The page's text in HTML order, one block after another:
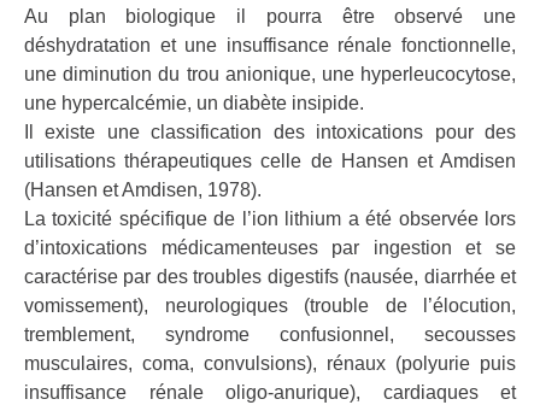
Au plan biologique il pourra être observé une
déshydratation et une insuffisance rénale fonctionnelle,
une diminution du trou anionique, une hyperleucocytose,
une hypercalcémie, un diabète insipide.
Il existe une classification des intoxications pour des
utilisations thérapeutiques celle de Hansen et Amdisen
(Hansen et Amdisen, 1978).
La toxicité spécifique de l’ion lithium a été observée lors
d’intoxications médicamenteuses par ingestion et se
caractérise par des troubles digestifs (nausée, diarrhée et
vomissement), neurologiques (trouble de l’élocution,
tremblement, syndrome confusionnel, secousses
musculaires, coma, convulsions), rénaux (polyurie puis
insuffisance rénale oligo-anurique), cardiaques et